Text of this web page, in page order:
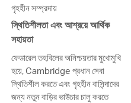
গৃহহীন সম্প্রদায়
স্থিতিশীলতা এবং আশ্রয়ে আর্থিক
সহায়তা
ফেডারেল তহবিলের অনিশ্চয়তার মুখোমুখি
হয়ে, Cambridge প্রধান সেবা
স্থিতিশীল করতে এবং গৃহহীন বাসিন্দাদের
জন্য নতুন বাড়ির ভাউচার চালু করতে